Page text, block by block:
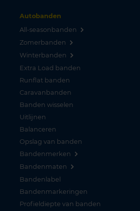
Autobanden
All-seasonbanden
Zomerbanden
Winterbanden
Extra Load banden
Runflat banden
Caravanbanden
Banden wisselen
Uitlijnen
Balanceren
Opslag van banden
Bandenmerken
Bandenmaten
Bandenlabel
Bandenmarkeringen
Profieldiepte van banden